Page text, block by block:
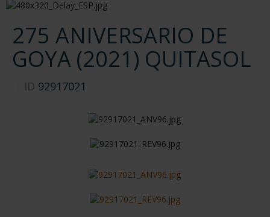
275 ANIVERSARIO DE
GOYA (2021) QUITASOL
ID 92917021